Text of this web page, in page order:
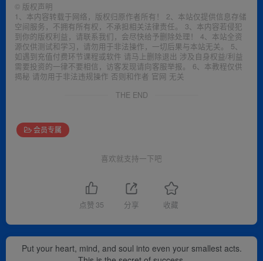
© 版权声明
1、本内容转载于网络，版权归原作者所有！ 2、本站仅提供信息存储
空间服务，不拥有所有权，不承担相关法律责任。 3、本内容若侵犯
到你的版权利益，请联系我们，会尽快给予删除处理！ 4、本站全资
源仅供测试和学习，请勿用于非法操作，一切后果与本站无关。 5、
如遇到充值付费环节课程或软件 请马上删除退出 涉及自身权益/利益
需要投资的一律不要相信，访客发现请向客服举报。 6、本教程仅供
揭秘 请勿用于非法违规操作 否则和作者 官网 无关
THE END
会员专属
喜欢就支持一下吧
点赞 35 分享 收藏
Put your heart, mind, and soul into even your smallest acts.